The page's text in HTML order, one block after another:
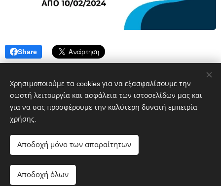
Share
Τηλ: 2681.306838 & 2681.306848
Φιλελλήνων & Ψαρών 1 Άρτα
Powered by
Χρησιμοποιούμε τα cookies για να εξασφαλίσουμε την
σωστή λειτουργία και ασφάλεια των ιστοσελίδων μας και
για να σας προσφέρουμε την καλύτερη δυνατή εμπειρία
χρήσης.
Αποδοχή μόνο των απαραίτητων
Αποδοχή όλων